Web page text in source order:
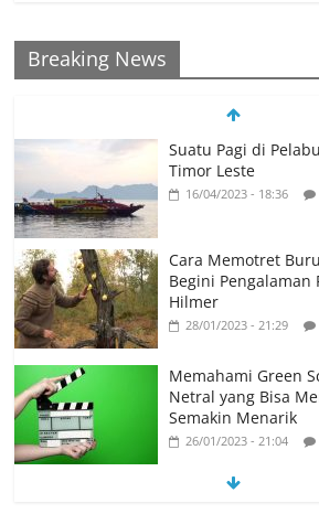
Breaking News
Suatu Pagi di
Timor Leste
16/04/2023 - 18:36
Cara Memotret
Begini
Hilmer
28/01/2023 - 21:29
Memahami Green
Netral yang Bisa
Semakin Menarik
26/01/2023 - 21:04